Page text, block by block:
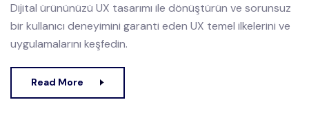
Dijital ürününüzü UX tasarımı ile dönüştürün ve sorunsuz
bir kullanıcı deneyimini garanti eden UX temel ilkelerini ve
uygulamalarını keşfedin.
Read More